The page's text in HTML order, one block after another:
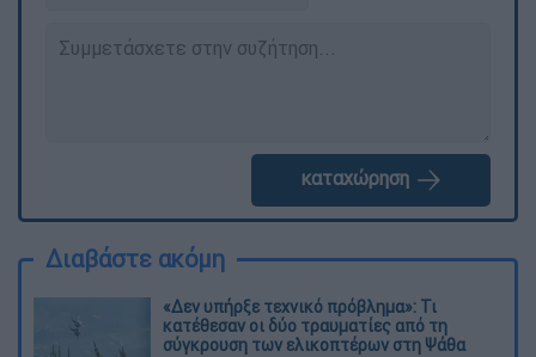
καταχώρηση
Διαβάστε ακόμη
«Δεν υπήρξε τεχνικό πρόβλημα»: Τι
κατέθεσαν οι δύο τραυματίες από τη
σύγκρουση των ελικοπτέρων στη Ψάθα